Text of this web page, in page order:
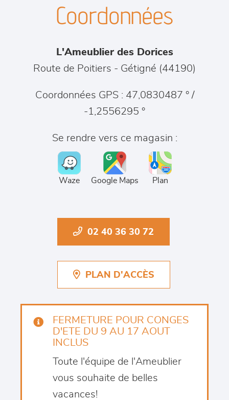
chambres et dressing
outdoor
décoration
Coordonnées
L'Ameublier des Dorices
Route de Poitiers - Gétigné (44190)
Coordonnées GPS : 47,0830487 ° /
-1,2556295 °
Se rendre vers ce magasin :
Waze Google Maps Plan
02 40 36 30 72
PLAN D'ACCÈS
FERMETURE POUR CONGES
D'ETE DU 9 AU 17 AOUT
INCLUS
Toute l'équipe de l'Ameublier
vous souhaite de belles
vacances!